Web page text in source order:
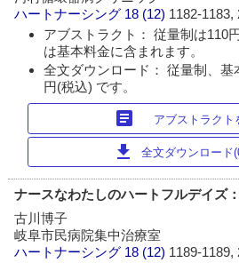
ハートナーシング 18 (12) 1182-1183,
アブストラクト： 従量制は110
は基本料金に含まれます。
全文ダウンロード： 従量制、基
円(税込) です。
article アブストラクト
download 全文ダウンロード
ナースなわたしのハートフルデイズ
古川博子
岐阜市民病院集中治療室
ハートナーシング 18 (12) 1189-1189,